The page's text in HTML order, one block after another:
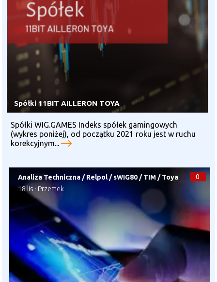
Spółki 11BIT AILLERON TOYA
Spółki WIG.GAMES Indeks spółek gamingowych
(wykres poniżej), od początku 2021 roku jest w ruchu
korekcyjnym...
0
Analiza Techniczna /Relpol/sWIG80 /TIM /Toya
18 lis · Przemek